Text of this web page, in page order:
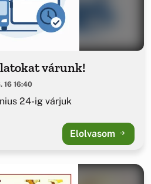
várunk!
16 16:40
24-ig várjuk
Elolvasom